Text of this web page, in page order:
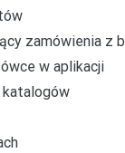
zamówienia z
w aplikacji